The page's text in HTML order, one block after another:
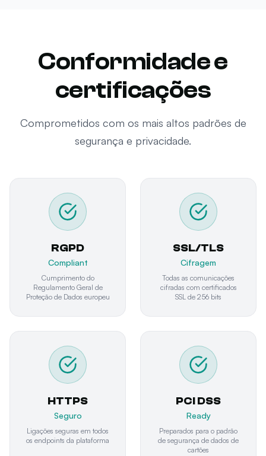
Conformidade e
certificações
Comprometidos com os mais altos padrões de
segurança e privacidade.
RGPD
Compliant
Cumprimento do
Regulamento Geral de
Proteção de Dados europeu
SSL/TLS
Cifragem
Todas as comunicações
cifradas com certificados
SSL de 256 bits
HTTPS
Seguro
Ligações seguras em todos
os endpoints da plataforma
PCI DSS
Ready
Preparados para o padrão
de segurança de dados de
cartões